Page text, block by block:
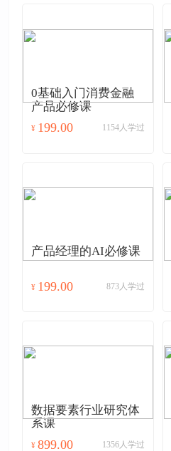
0基础入门消费金融
产品必修课
¥ 199.00 1154人学过
产品经理的AI必修课
¥ 199.00 873人学过
数据要素行业研究体
系课
¥ 899.00 1356人学过